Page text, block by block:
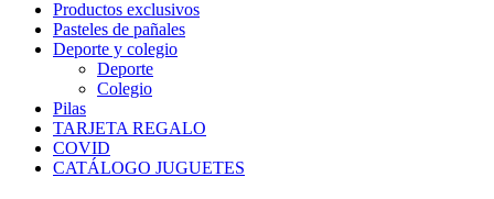
Productos exclusivos
Pasteles de pañales
Deporte y colegio
Deporte
Colegio
Pilas
TARJETA REGALO
COVID
CATÁLOGO JUGUETES